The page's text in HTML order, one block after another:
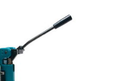
Manutention Levage
Industrie du bois
Engins de TP et Grues
Papeterie
analogiques
Equipements de mesure